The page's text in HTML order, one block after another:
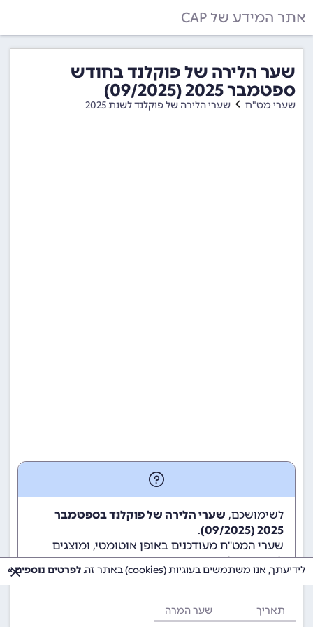
אתר המידע של CAP
שער הלירה של פוקלנד בחודש
ספטמבר 2025 (09/2025)
שערי מט"ח שערי הלירה של פוקלנד לשנת 2025
לשימושכם, שערי הלירה של פוקלנד בספטמבר
2025 (09/2025)
.
שערי המט"ח מעודכנים באופן אוטומטי, ומוצגים
לשימוש גולשי ומשתמשי האתר.
תאריך שער המרה
לידיעתך, אנו משתמשים בעוגיות (cookies) באתר זה. לפרטים נוספים »